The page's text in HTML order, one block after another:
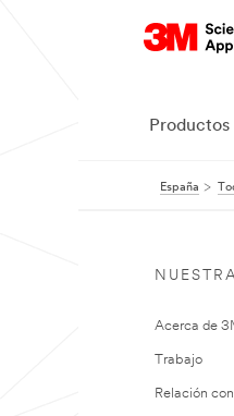
Productos
España
Acerca de
Trabajo
Relación